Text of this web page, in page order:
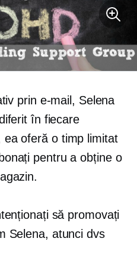
prin e-mail, Selena
în fiecare
ea oferă o timp limitat
pentru a obține o
să promovați
Selena, atunci dvs